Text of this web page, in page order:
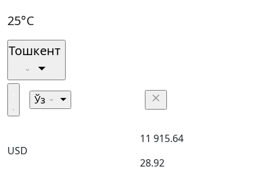
25°C
Тошкент
Ўз
USD
11 915.64
28.92